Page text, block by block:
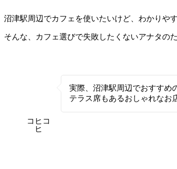
沼津駅周辺でカフェを使いたいけど、わかりや
そんな、カフェ選びで失敗したくないアナタの
コヒコ
ヒ
実際、沼津駅周辺でおすすめ
テラス席もあるおしゃれな